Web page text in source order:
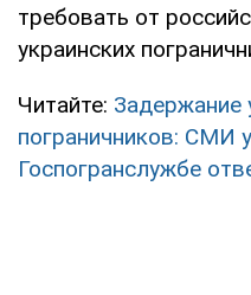
требовать от
украинских
Читайте: Задержание
пограничников: СМИ
Госпогранслужбе